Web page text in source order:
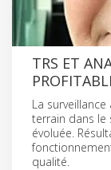
TRS ET
La
terrain dans le
évoluée.
qualité.